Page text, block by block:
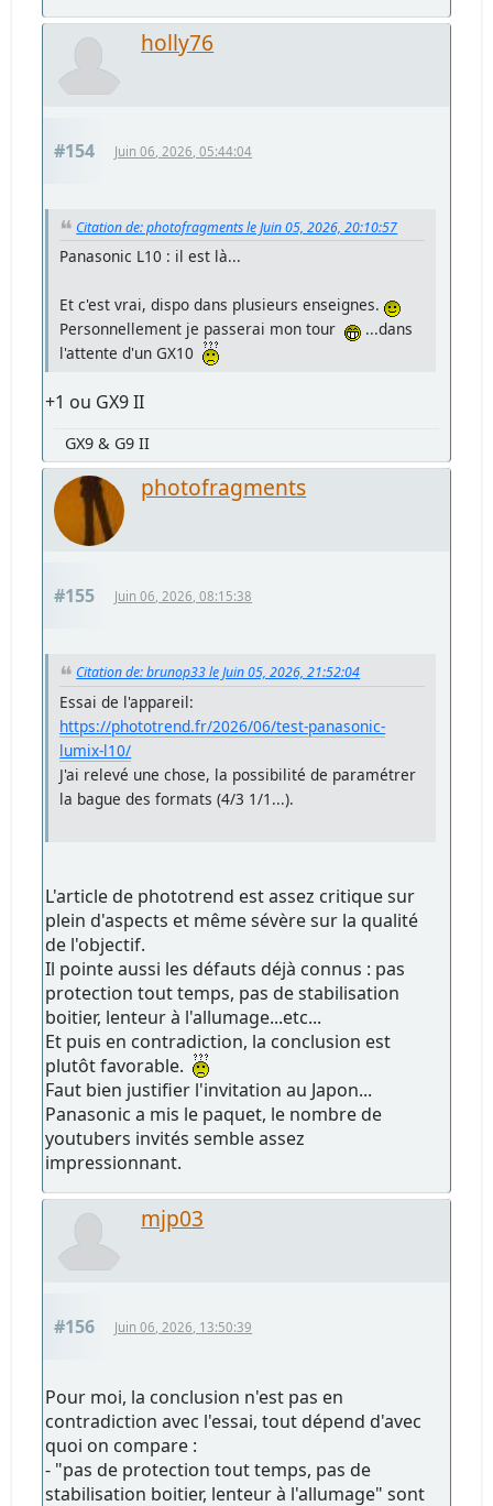
holly76
#154 Juin 06, 2026, 05:44:04
Citation de: photofragments le Juin 05, 2026, 20:10:57
Panasonic L10 : il est là...
Et c'est vrai, dispo dans plusieurs enseignes.
Personnellement je passerai mon tour
...dans
l'attente d'un GX10
+1 ou GX9 II
GX9 & G9 II
photofragments
#155 Juin 06, 2026, 08:15:38
Citation de: brunop33 le Juin 05, 2026, 21:52:04
Essai de l'appareil:
https://phototrend.fr/2026/06/test-panasonic-
lumix-l10/
J'ai relevé une chose, la possibilité de paramétrer
la bague des formats (4/3 1/1...).
L'article de phototrend est assez critique sur
plein d'aspects et même sévère sur la qualité
de l'objectif.
Il pointe aussi les défauts déjà connus : pas
protection tout temps, pas de stabilisation
boitier, lenteur à l'allumage...etc...
Et puis en contradiction, la conclusion est
plutôt favorable.
Faut bien justifier l'invitation au Japon...
Panasonic a mis le paquet, le nombre de
youtubers invités semble assez
impressionnant.
mjp03
#156 Juin 06, 2026, 13:50:39
Pour moi, la conclusion n'est pas en
contradiction avec l'essai, tout dépend d'avec
quoi on compare :
- "pas de protection tout temps, pas de
stabilisation boitier, lenteur à l'allumage" sont